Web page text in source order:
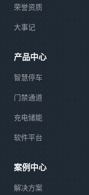
荣誉资质
大事记
产品中心
智慧停车
门禁通道
充电储能
软件平台
案例中心
解决方案